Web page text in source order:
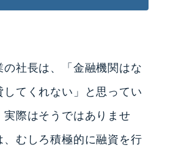
の社長は、「金融機関はな
してくれない」と思ってい
実際はそうではありませ
、むしろ積極的に融資を行